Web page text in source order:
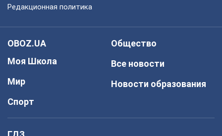
Редакционная политика
OBOZ.UA
Моя Школа
Мир
Спорт
Общество
Все новости
Новости образования